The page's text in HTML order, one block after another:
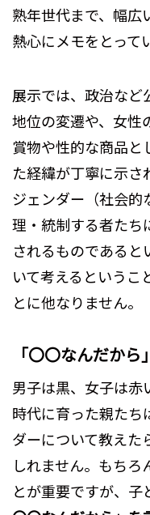
熟年世代まで、幅広
熱心にメモをとって
展示では、政治など
地位の変遷や、女性
賞物や性的な商品と
た経緯が丁寧に示さ
ジェンダー（社会的
理・統制する者たち
されるものであると
いて考えるというこ
とに他なりません。
「〇〇なんだか
男子は黒、女子は赤
時代に育った親たち
ダーについて教えた
しれません。もちろ
とが重要ですが、子